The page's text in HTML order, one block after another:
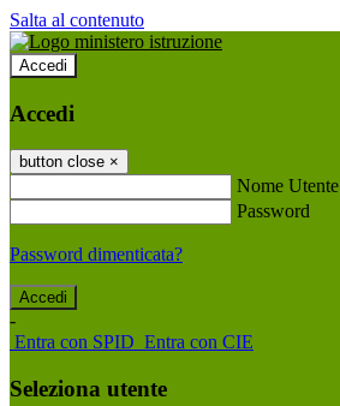
Salta al contenuto
Accedi
Accedi
button close ×
Nome Utente
Password
Password dimenticata?
-
Entra con SPID Entra con CIE
Seleziona utente